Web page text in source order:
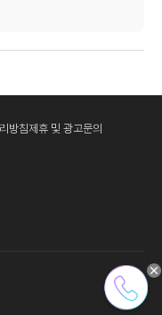
방침제휴 및 광고문의